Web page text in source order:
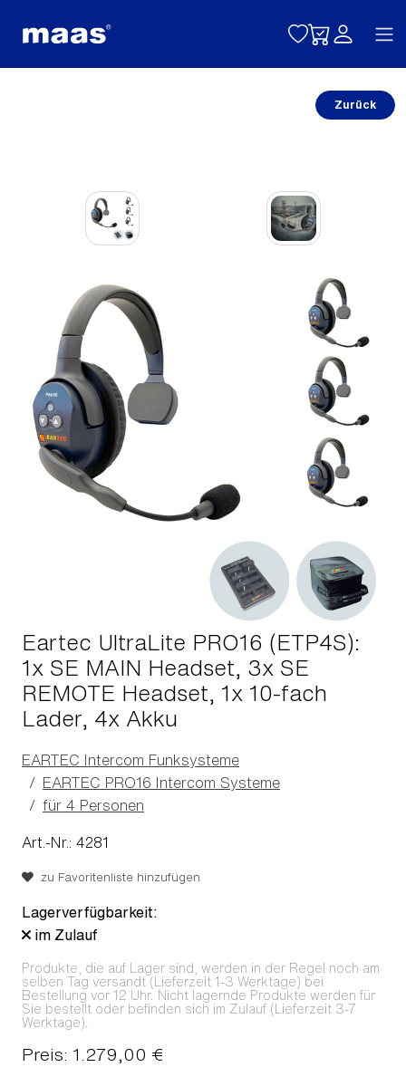
Toggle
Zurück
Eartec UltraLite PRO16 (ETP4S):
1x SE MAIN Headset, 3x SE
REMOTE Headset, 1x 10-fach
Lader, 4x Akku
EARTEC Intercom Funksysteme
EARTEC PRO16 Intercom Systeme
für 4 Personen
Art.-Nr.: 4281
zu Favoritenliste hinzufügen
Lagerverfügbarkeit:
im Zulauf
Produkte, die auf Lager sind, werden in der Regel noch am
selben Tag versandt (Lieferzeit 1-3 Werktage) bei
Bestellung vor 12 Uhr. Nicht lagernde Produkte werden für
Sie bestellt oder befinden sich im Zulauf (Lieferzeit 3-7
Werktage).
Preis: 1.279,00 €